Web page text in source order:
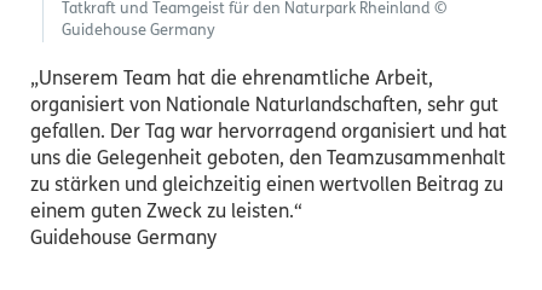
Tatkraft und Teamgeist für den Naturpark Rheinland ©
Guidehouse Germany
„Unserem Team hat die ehrenamtliche Arbeit,
organisiert von Nationale Naturlandschaften, sehr gut
gefallen. Der Tag war hervorragend organisiert und hat
uns die Gelegenheit geboten, den Teamzusammenhalt
zu stärken und gleichzeitig einen wertvollen Beitrag zu
einem guten Zweck zu leisten.“
Guidehouse Germany